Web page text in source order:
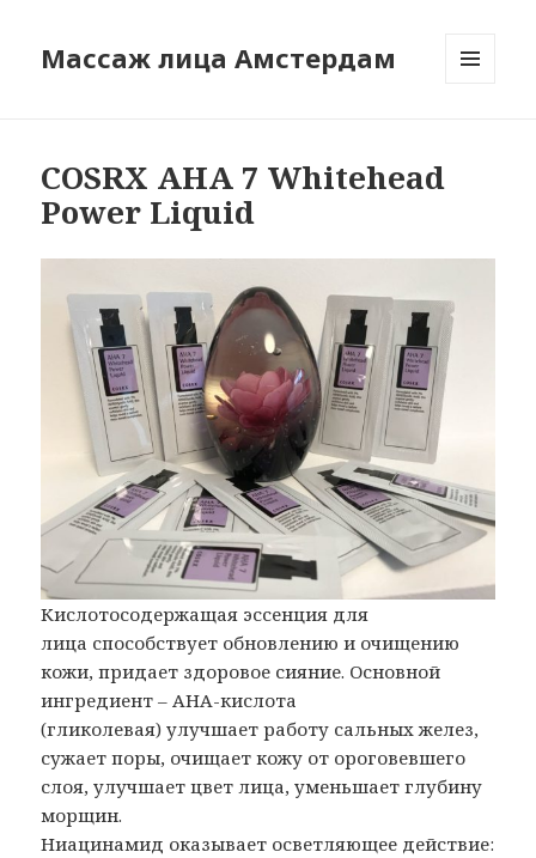
Массаж лица Амстердам
COSRX AHA 7 Whitehead
Power Liquid
Кислотосодержащая эссенция для
лица способствует обновлению и очищению
кожи, придает здоровое сияние. Основной
ингредиент – АНА-кислота
(гликолевая) улучшает работу сальных желез,
сужает поры, очищает кожу от ороговевшего
слоя, улучшает цвет лица, уменьшает глубину
морщин.
Ниацинамид оказывает осветляющее действие: